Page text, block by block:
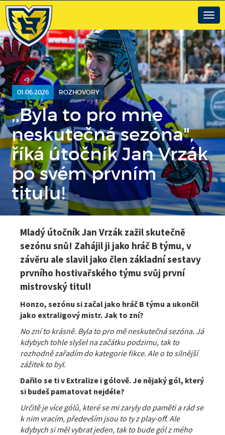
01.06.2026 ROZHOVORY
,,Byla to pro mne
neskutečná sezóna",
říká útočník Jan Vrzák
po svém prvním
titulu!
Mladý útočník Jan Vrzák zažil skutečně
sezónu snů! Zahájil ji jako hráč B týmu, v
závěru ale slavil jako člen základní sestavy
prvního hostivařského týmu svůj první
mistrovský titul!
Honzo, sezónu si začal jako hráč B týmu a ukončil
jako extraligový mistr. Jak to zní?
No zní to krásně. Byla to pro mě neskutečná sezóna. Já
kdybych tohle slyšel na začátku podzimu, tak to
rozhodně zařadím do kategorie fikce. Ale o to silnější
zážitek to byl.
Dařilo se ti v Extralize i gólově. Je nějaký gól, který
si budeš pamatovat nejdéle?
Určitě je více gólů, které se mi zaryly do paměti a rád se
k nim vracím, především jsou to ty z play-off. Ale
kdybych si měl vybrat jeden, tak to bude gól z mého